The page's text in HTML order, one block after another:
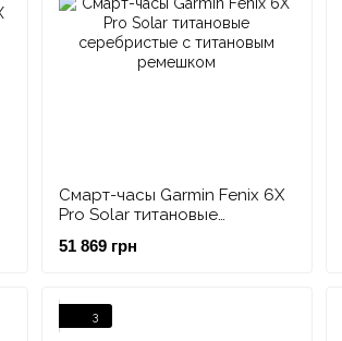
Смарт-часы Garmin Fenix 6X
Pro Solar титановые
ремешком
51 869 грн
3